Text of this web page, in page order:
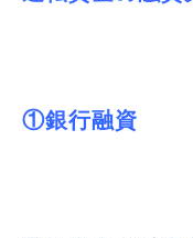
①銀行融資